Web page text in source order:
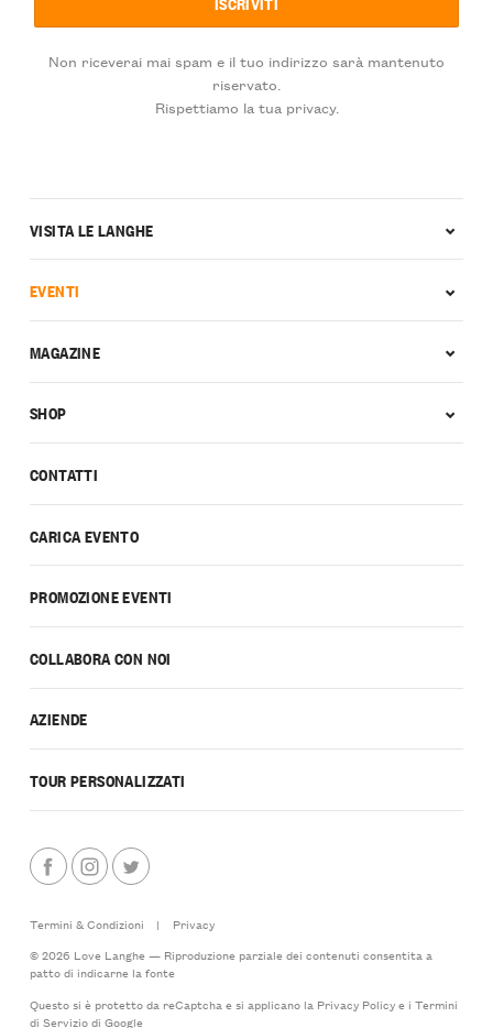
Non riceverai mai spam e il tuo indirizzo sarà mantenuto
riservato.
Rispettiamo la tua privacy.
CONTATTI
CARICA EVENTO
PROMOZIONE EVENTI
COLLABORA CON NOI
AZIENDE
TOUR PERSONALIZZATI
VISITA LE LANGHE
EVENTI
MAGAZINE
SHOP
Termini & Condizioni |
Privacy
© 2026 Love Langhe — Riproduzione parziale dei contenuti consentita a
patto di indicarne la fonte
Questo si è protetto da reCaptcha e si applicano la Privacy Policye i Termini
di Serviziodi Google